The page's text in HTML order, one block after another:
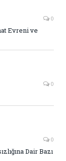
0
Evreni ve
0
0
Dair Bazı